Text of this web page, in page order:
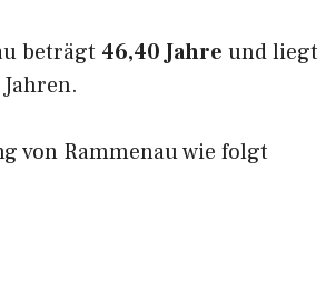
beträgt 46,40 Jahre und liegt
von Rammenau wie folgt